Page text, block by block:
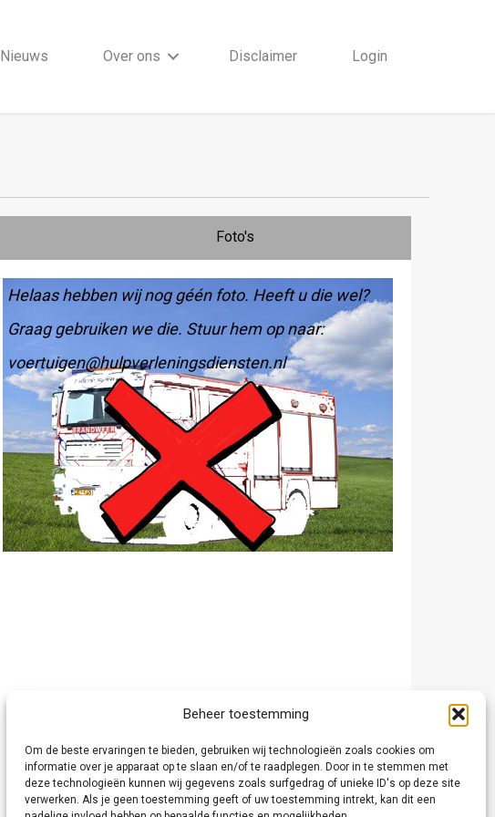
Beheer toestemming
Om de beste ervaringen te bieden, gebruiken wij technologieën zoals cookies om
informatie over je apparaat op te slaan en/of te raadplegen. Door in te stemmen met
deze technologieën kunnen wij gegevens zoals surfgedrag of unieke ID's op deze site
verwerken. Als je geen toestemming geeft of uw toestemming intrekt, kan dit een
Nieuws Over ons Disclaimer Login
Foto's
Helaas hebben wij nog géén foto. Heeft u die wel?
Graag gebruiken we die. Stuur hem op naar:
voertuigen@hulpverleningsdiensten.nl